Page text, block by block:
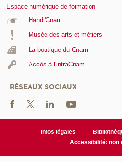
Espace numérique de formation
Handi'Cnam
Musée des arts et métiers
La boutique du Cnam
Accès à l'intraCnam
RÉSEAUX SOCIAUX
Infos légales
Accessibilité: non